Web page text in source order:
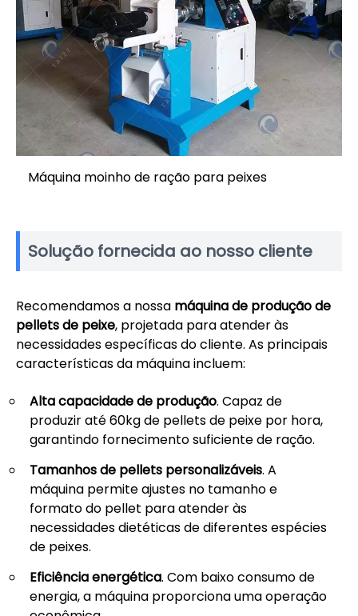
Máquina moinho de ração para peixes
Solução fornecida ao nosso cliente
Recomendamos a nossa máquina de produção de
pellets de peixe, projetada para atender às
necessidades específicas do cliente. As principais
características da máquina incluem:
Alta capacidade de produção. Capaz de
produzir até 60kg de pellets de peixe por hora,
garantindo fornecimento suficiente de ração.
Tamanhos de pellets personalizáveis. A
máquina permite ajustes no tamanho e
formato do pellet para atender às
necessidades dietéticas de diferentes espécies
de peixes.
Eficiência energética. Com baixo consumo de
energia, a máquina proporciona uma operação